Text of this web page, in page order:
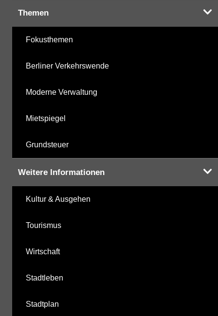
Themen
Fokusthemen
Berliner Verkehrswende
Moderne Verwaltung
Mietspiegel
Grundsteuer
Weitere Informationen
Kultur & Ausgehen
Tourismus
Wirtschaft
Stadtleben
Stadtplan